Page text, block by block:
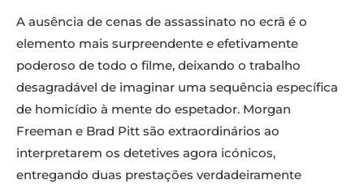
A ausência de cenas de assassinato no ecrã é o
elemento mais surpreendente e efetivamente
poderoso de todo o filme, deixando o trabalho
desagradável de imaginar uma sequência específica
de homicídio à mente do espetador. Morgan
Freeman e Brad Pitt são extraordinários ao
interpretarem os detetives agora icónicos,
entregando duas prestações verdadeiramente